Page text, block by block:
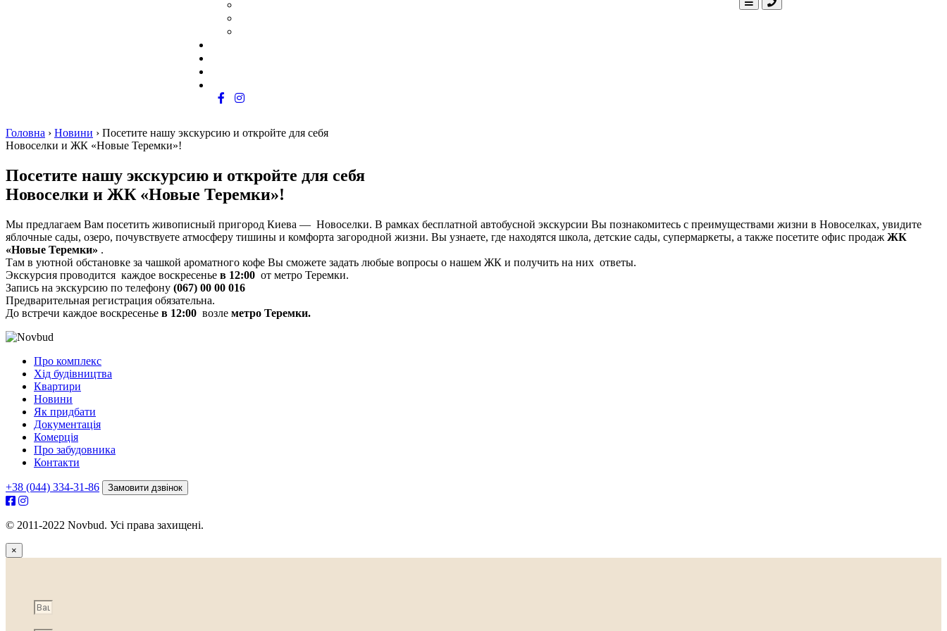
Головна › Новини › Посетите нашу экскурсию и откройте для себя
Новоселки и ЖК «Новые Теремки»!
Посетите нашу экскурсию и откройте для себя
Новоселки и ЖК «Новые Теремки»!
Мы предлагаем Вам посетить живописный пригород Киева — Новоселки. В рамках бесплатной автобусной экскурсии Вы познакомитесь с преимуществами жизни в Новоселках, увидите
яблочные сады, озеро, почувствуете атмосферу тишины и комфорта загородной жизни. Вы узнаете, где находятся школа, детские сады, супермаркеты, а также посетите офис продаж ЖК
«Новые Теремки» .
Там в уютной обстановке за чашкой ароматного кофе Вы сможете задать любые вопросы о нашем ЖК и получить на них ответы.
Экскурсия проводится каждое воскресенье в 12:00 от метро Теремки.
Запись на экскурсию по телефону (067) 00 00 016
Предварительная регистрация обязательна.
До встречи каждое воскресенье в 12:00 возле метро Теремки.
Про комплекс
Хід будівництва
Квартири
Новини
Як придбати
Документація
Комерція
Про забудовника
Контакти
+38 (044) 334-31-86 Замовити дзвінок
© 2011-2022 Novbud. Усі права захищені.
×